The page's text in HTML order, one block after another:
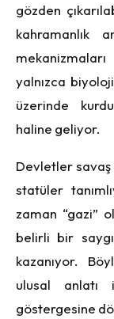
gözden
kahramanlık
yalnızca
üzerinde
haline geliyor.
Devletler
statüler
zaman “gazi”
belirli bir
kazanıyor.
ulusal anlatı
göstergesine